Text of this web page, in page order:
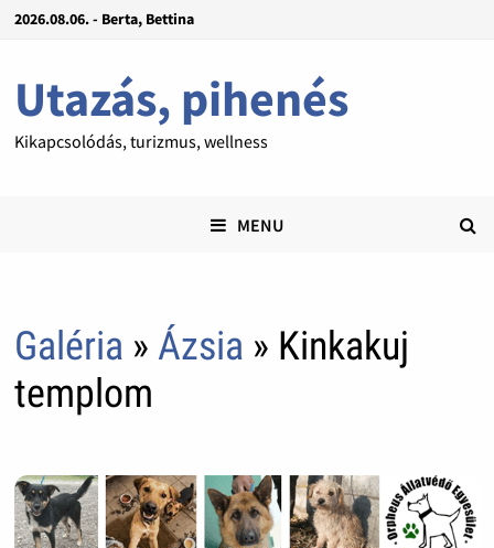
2026.08.06. - Berta, Bettina
Utazás, pihenés
Kikapcsolódás, turizmus, wellness
MENU
Galéria » Ázsia » Kinkakuj
templom